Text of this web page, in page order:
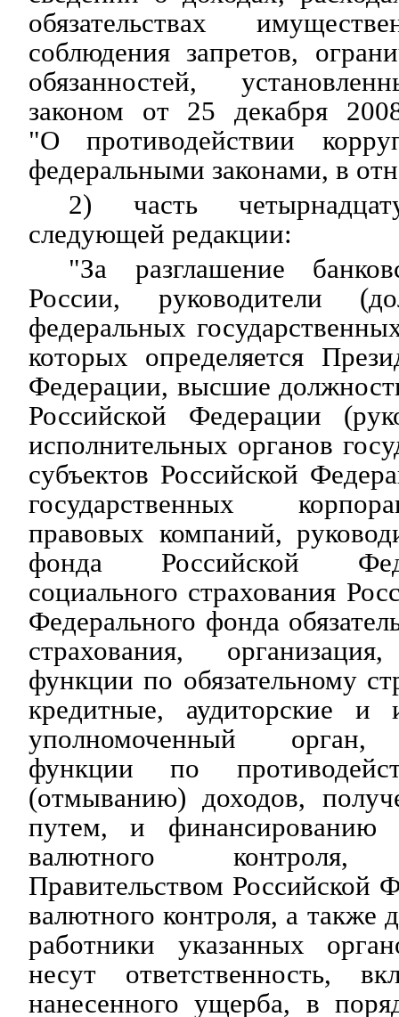
обязательствах
соблюдения запретов,
обязанностей,
законом от 25 декабря
"О противодействии
федеральными законами, в
2) часть
следующей редакции:
"За разглашение
России, руководители
федеральных
которых определяется
Федерации, высшие
Российской Федерации
исполнительных органов
субъектов Российской
государственных
правовых компаний,
фонда Российской
социального страхования
Федерального фонда
страхования,
функции по обязательному
кредитные, аудиторские и
уполномоченный орган,
функции по
(отмыванию) доходов,
путем, и финансированию
валютного контроля,
Правительством Российской
валютного контроля, а также
работники указанных
несут ответственность,
нанесенного ущерба, в